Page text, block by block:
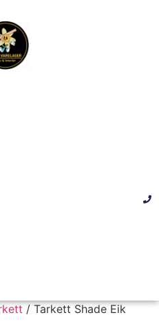
/ Tarkett Shade Eik